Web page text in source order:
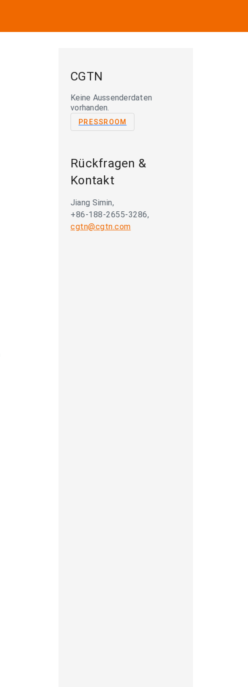
CGTN
Keine Aussenderdaten
vorhanden.
PRESSROOM
Rückfragen &
Kontakt
Jiang Simin,
+86-188-2655-3286,
cgtn@cgtn.com